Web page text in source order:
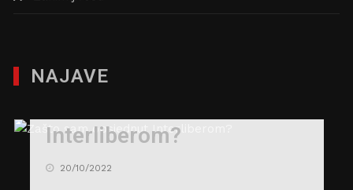
NAJAVE
Interliberom?
20/10/2022